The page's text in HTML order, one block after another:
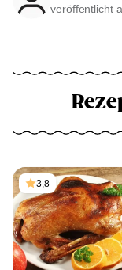
veröffentlicht
3,8